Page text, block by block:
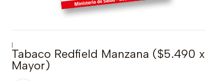
|
Tabaco Redfield Manzana ($5.490 x
Mayor)